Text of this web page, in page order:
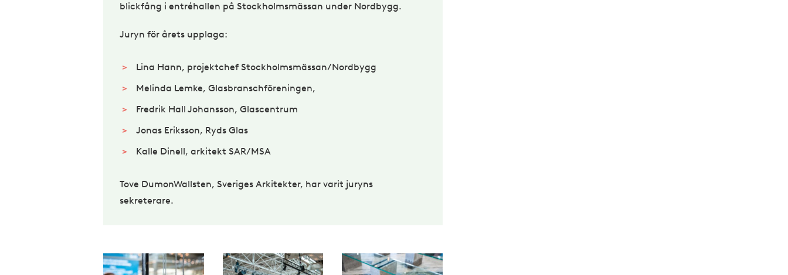
blickfång i entréhallen på Stockholmsmässan under Nordbygg.
Juryn för årets upplaga:
Lina Hann, projektchef Stockholmsmässan/Nordbygg
Melinda Lemke, Glasbranschföreningen,
Fredrik Hall Johansson, Glascentrum
Jonas Eriksson, Ryds Glas
Kalle Dinell, arkitekt SAR/MSA
Tove DumonWallsten, Sveriges Arkitekter, har varit juryns
sekreterare.